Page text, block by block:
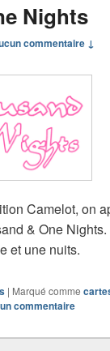
Nights
commentaire ↓
Camelot, on
& One
et une nuits.
| Marqué comme
commentaire